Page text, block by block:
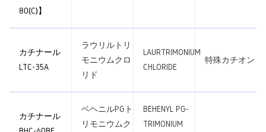
80(C)】
カチナール
LTC-35A
ラウリルトリ
モニウムクロ
リド
LAURTRIMONIUM
CHLORIDE
特殊カチオン
カチナール
ベヘニルPGト
リモニウムク
BEHENYL PG-
TRIMONIUM